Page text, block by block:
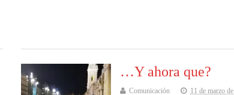
…Y ahora que?
Comunicación
11 de marzo de